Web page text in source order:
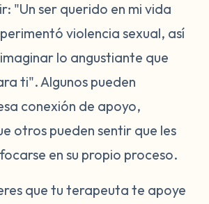
"Un ser querido en mi vida
violencia sexual, así
lo angustiante que
ti". Algunos pueden
conexión de apoyo,
otros pueden sentir que les
en su propio proceso.
que tu terapeuta te apoye